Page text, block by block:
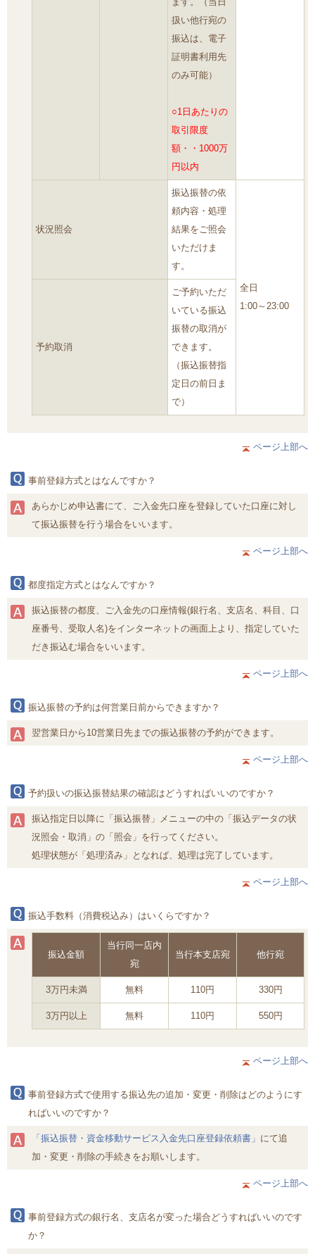
扱い他行宛の
振込は、電子
証明書利用先
のみ可能）
○1日あたりの
取引限度
額・・1000万
円以内
状況照会
振込振替の依
頼内容・処理
結果をご照会
いただけま
す。
全日
1:00～23:00
予約取消
ご予約いただ
いている振込
振替の取消が
できます。
（振込振替指
定日の前日ま
で）
ページ上部へ
事前登録方式とはなんですか？
あらかじめ申込書にて、ご入金先口座を登録していた口座に対し
て振込振替を行う場合をいいます。
ページ上部へ
都度指定方式とはなんですか？
振込振替の都度、ご入金先の口座情報(銀行名、支店名、科目、口
座番号、受取人名)をインターネットの画面上より、指定していた
だき振込む場合をいいます。
ページ上部へ
振込振替の予約は何営業日前からできますか？
翌営業日から10営業日先までの振込振替の予約ができます。
ページ上部へ
予約扱いの振込振替結果の確認はどうすればいいのですか？
振込指定日以降に「振込振替」メニューの中の「振込データの状
況照会・取消」の「照会」を行ってください。
処理状態が「処理済み」となれば、処理は完了しています。
ページ上部へ
振込手数料（消費税込み）はいくらですか？
振込金額
当行同一店内
宛
当行本支店宛 他行宛
3万円未満 無料 110円 330円
3万円以上 無料 110円 550円
ページ上部へ
事前登録方式で使用する振込先の追加・変更・削除はどのようにす
ればいいのですか？
「振込振替・資金移動サービス入金先口座登録依頼書」 にて追
加・変更・削除の手続きをお順いします。
ページ上部へ
事前登録方式の銀行名、支店名が変った場合どうすればいいのです
か？